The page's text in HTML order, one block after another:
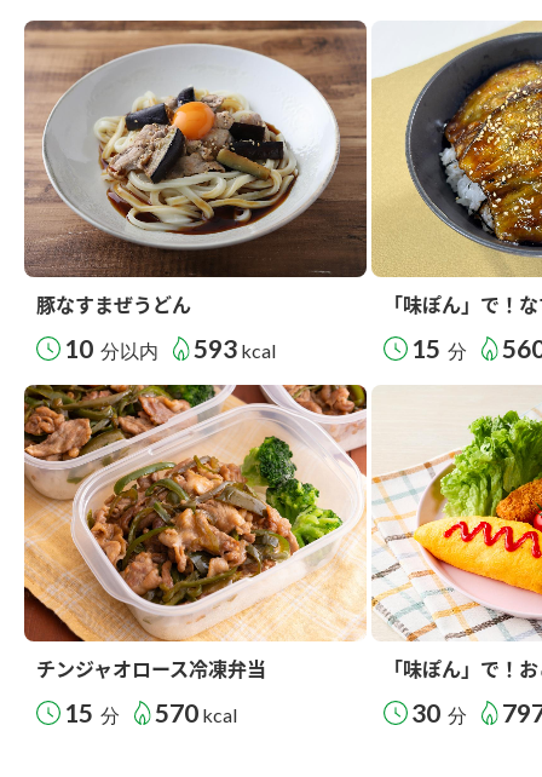
豚なすまぜうどん
10 分以内 593 kcal
「味ぽん」で！
15 分
チンジャオロース冷凍弁当
15 分 570 kcal
「味ぽん」で！
30 分